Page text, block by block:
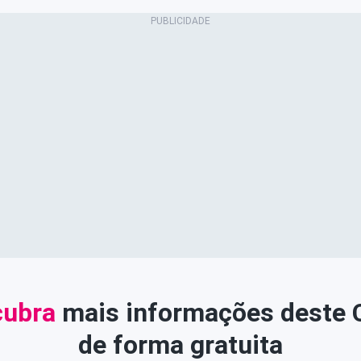
mais informações deste
de forma gratuita